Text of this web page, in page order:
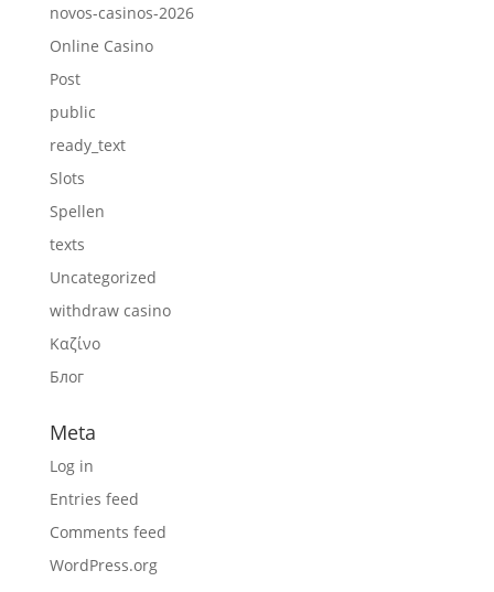
novos-casinos-2026
Online Casino
Post
public
ready_text
Slots
Spellen
texts
Uncategorized
withdraw casino
Καζίνο
Блог
Meta
Log in
Entries feed
Comments feed
WordPress.org